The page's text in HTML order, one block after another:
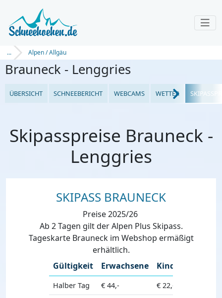
... Alpen / Allgäu
Brauneck - Lenggries
ÜBERSICHT SCHNEEBERICHT WEBCAMS WETTER
Skipasspreise Brauneck -
Lenggries
SKIPASS BRAUNECK
Preise 2025/26
Ab 2 Tagen gilt der Alpen Plus Skipass.
Tageskarte Brauneck im Webshop ermäßigt
erhältlich.
Gültigkeit
Erwachsene Kinder
Halber Tag € 44,- € 22,-